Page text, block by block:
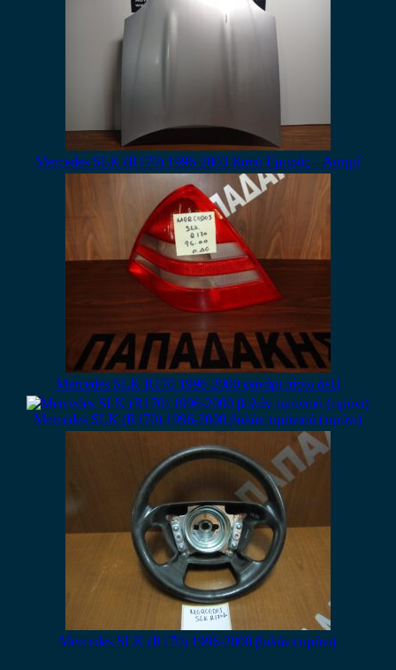
Mercedes SLK (R170) 1996-2003 Καπό Εμπρός – Ασημί
Mercedes SLK R170 1996-2000 φανάρι πίσω δεξί
Mercedes SLK (R170) 1996-2000 βολάν τιμονιού (τιμόνι)
Mercedes SLK (R170) 1996-2000 βολάν (τιμόνι)